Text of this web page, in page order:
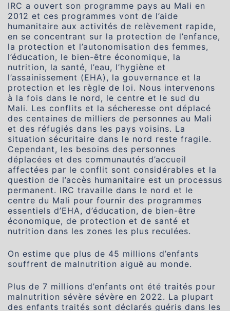
IRC a ouvert son programme pays au Mali en
2012 et ces programmes vont de l’aide
humanitaire aux activités de relèvement rapide,
en se concentrant sur la protection de l’enfance,
la protection et l’autonomisation des femmes,
l’éducation, le bien-être économique, la
nutrition, la santé, l’eau, l’hygiène et
l’assainissement (EHA), la gouvernance et la
protection et les règle de loi. Nous intervenons
à la fois dans le nord, le centre et le sud du
Mali. Les conflits et la sécheresse ont déplacé
des centaines de milliers de personnes au Mali
et des réfugiés dans les pays voisins. La
situation sécuritaire dans le nord reste fragile.
Cependant, les besoins des personnes
déplacées et des communautés d’accueil
affectées par le conflit sont considérables et la
question de l’accès humanitaire est un processus
permanent. IRC travaille dans le nord et le
centre du Mali pour fournir des programmes
essentiels d’EHA, d’éducation, de bien-être
économique, de protection et de santé et
nutrition dans les zones les plus reculées.
On estime que plus de 45 millions d’enfants
souffrent de malnutrition aiguë au monde.
Plus de 7 millions d’enfants ont été traités pour
malnutrition sévère sévère en 2022. La plupart
des enfants traités sont déclarés guéris dans les